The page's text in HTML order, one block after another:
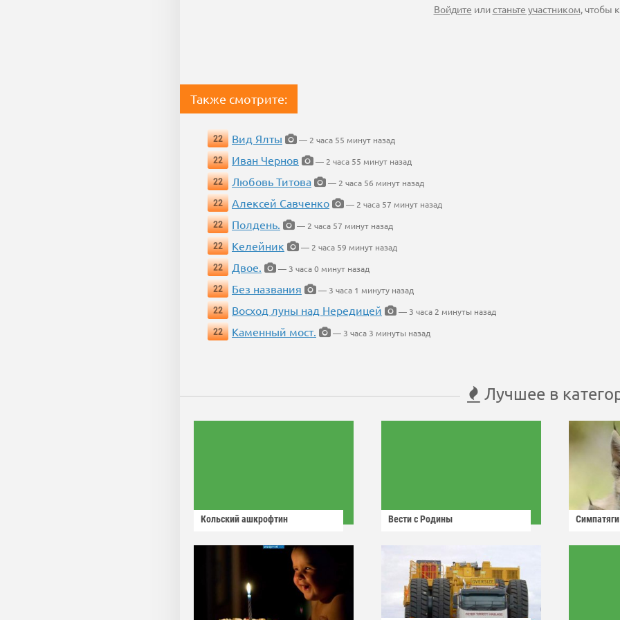
Войдите илистаньте участником, чтобы
Также смотрите:
22 Вид Ялты
— 2 часа 55 минут назад
22
Иван Чернов
— 2 часа 55 минут назад
22
Любовь Титова
— 2 часа 56 минут назад
22
Алексей Савченко
— 2 часа 57 минут назад
22
Полдень.
— 2 часа 57 минут назад
22
Келейник
— 2 часа 59 минут назад
22
Двое.
— 3 часа 0 минут назад
22
Без названия
— 3 часа 1 минуту назад
22
Восход луны над Нередицей
— 3 часа 2 минуты назад
22
Каменный мост. — 3 часа 3 минуты назад
Лучшее в
Кольский ашкрофтин Вести с Родины Симпатяги